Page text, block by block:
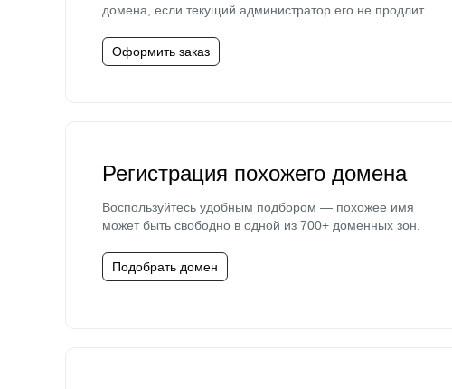
домена, если текущий администратор его не продлит.
Оформить заказ
Регистрация похожего домена
Воспользуйтесь удобным подбором — похожее имя
может быть свободно в одной из 700+ доменных зон.
Подобрать домен